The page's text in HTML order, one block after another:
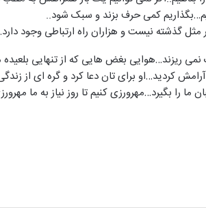
کمی حرف بزند و سبک شود..
مثل گذشته نیست و هزاران راه ارتباطی وجود
بغض هایی که از تنهایی بلعیده
کردید…او برای تان دعا کرد و گره ای از
را بگیرد…مهرورزی کنیم تا روز نیاز به ما